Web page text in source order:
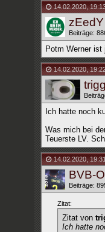
14.02.2020,
zEedY
Beiträge:
Potm Werner
14.02.2020,
Ich hatte noch
Was mich bei
Teuerste LV.
14.02.2020,
BVB-
Beiträge:
Zitat:
Zitat von
Ich hatte